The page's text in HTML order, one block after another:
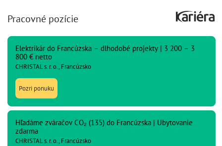
Pracovné pozície
Elektrikár do Francúzska – dlhodobé projekty | 3 200 – 3
800 € netto
CHRISTAL s. r. o., Francúzsko
Pozri ponuku
Hľadáme zváračov CO₂ (135) do Francúzska | Ubytovanie
zdarma
CHRISTAL s. r. o., Francúzsko